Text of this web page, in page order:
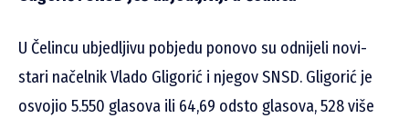
U Čelincu ubjedljivu pobjedu ponovo su odnijeli novi-
stari načelnik Vlado Gligorić i njegov SNSD. Gligorić je
osvojio 5.550 glasova ili 64,69 odsto glasova, 528 više